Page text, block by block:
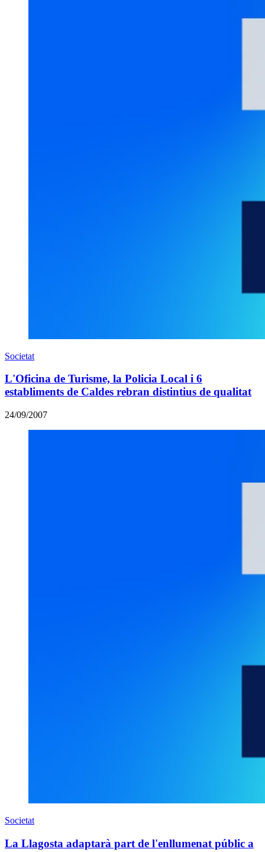
Societat
L'Oficina de Turisme, la Policia Local i 6
establiments de Caldes rebran distintius de qualitat
24/09/2007
Societat
La Llagosta adaptarà part de l'enllumenat públic a